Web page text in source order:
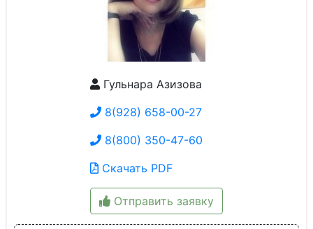
Гульнара Азизова
8(928) 658-00-27
8(800) 350-47-60
Скачать PDF
Отправить заявку